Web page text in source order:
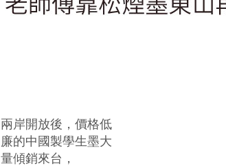
兩岸開放後，價格低
廉的中國製學生墨大
量傾銷來台，